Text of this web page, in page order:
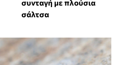
συνταγή με πλούσια
σάλτσα